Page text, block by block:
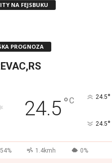
NA FEJSBUKU
PROGNOZA
24.5°C 24.5°
24.5°
54% 1.4kmh 0%